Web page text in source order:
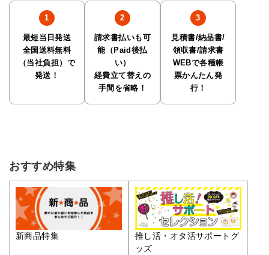
最短当日発送
全国送料無料
（当社負担）で
発送！
請求書払いも可
能（Paid後払
い）
経費立て替えの
手間を省略！
見積書/納品書/
領収書/請求書
WEBで各種帳
票かんたん発
行！
おすすめ特集
新商品特集
推し活・オタ活サポートグ
ッズ